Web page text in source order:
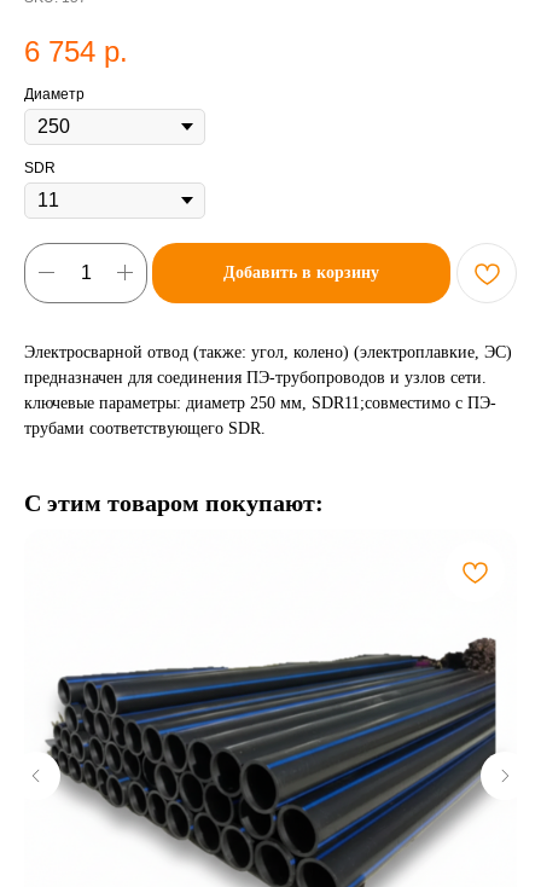
6 754 р.
Диаметр
SDR
Добавить в корзину
Электросварной отвод (также: угол, колено) (электроплавкие, ЭС)
предназначен для соединения ПЭ-трубопроводов и узлов сети.
ключевые параметры: диаметр 250 мм, SDR11;совместимо с ПЭ-
трубами соответствующего SDR.
С этим товаром покупают: